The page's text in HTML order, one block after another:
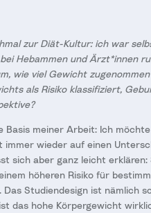
zur Diät-Kultur: ich war
Hebammen und Ärzt*innen
wie viel Gewicht zugenommen
als Risiko klassifiziert,
meiner Arbeit: Ich
wieder auf einen
sich aber ganz leicht erklären:
höheren Risiko für
Studiendesign ist nämlich
das hohe Körpergewicht